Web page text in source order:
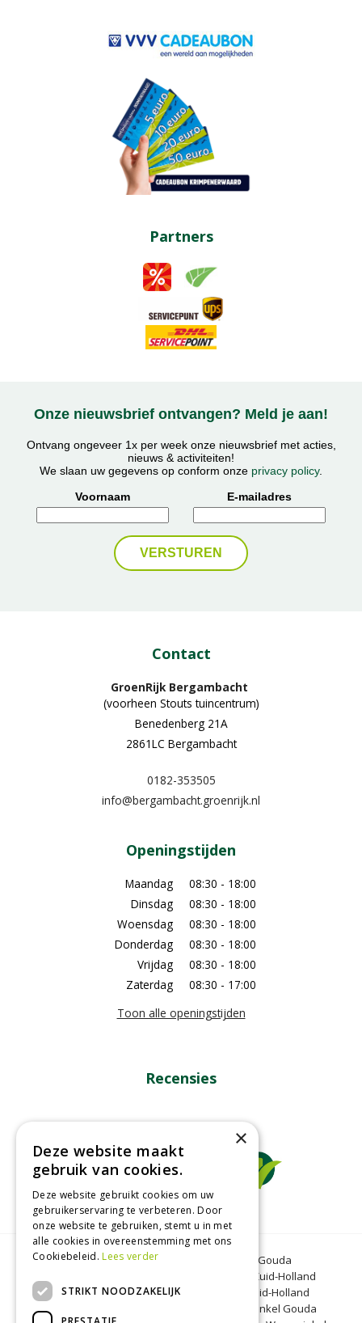
Partners
Onze nieuwsbrief ontvangen? Meld je aan!
Ontvang ongeveer 1x per week onze nieuwsbrief met acties,
nieuws & activiteiten!
We slaan uw gegevens op conform onze privacy policy.
Voornaam
E-mailadres
Contact
GroenRijk Bergambacht
(voorheen Stouts tuincentrum)
Benedenberg 21A
2861LC Bergambacht
0182-353505
info@bergambacht.groenrijk.nl
Openingstijden
Maandag
08:30 - 18:00
Dinsdag
08:30 - 18:00
Woensdag
08:30 - 18:00
Donderdag
08:30 - 18:00
Vrijdag
08:30 - 18:00
Zaterdag
08:30 - 17:00
Toon alle openingstijden
Recensies
Tuincentrum Gouda
Tuinmeubelen Gouda
Graszoden Zuid-Holland
Kinderboerderij Gouda
Tuincentrum Zuid-Holland
Oranjeband zaden
Dierenwinkel Gouda
×
Deze website maakt
gebruik van cookies.
Deze website gebruikt cookies om uw
gebruikerservaring te verbeteren. Door
onze website te gebruiken, stemt u in met
alle cookies in overeenstemming met ons
Cookiebeleid.Lees verder
STRIKT NOODZAKELIJK